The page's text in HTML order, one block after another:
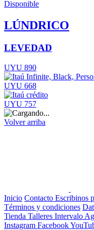
Disponible
LÚNDRICO
LEVEDAD
UYU 890
UYU 668
UYU 757
Volver arriba
Inicio Contacto Escribinos
Términos y condiciones
Tienda Talleres Intervalo
Instagram Facebook